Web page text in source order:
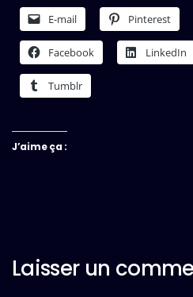
E-mail Pinterest
Facebook LinkedIn
Tumblr
J’aime ça :
Laisser un